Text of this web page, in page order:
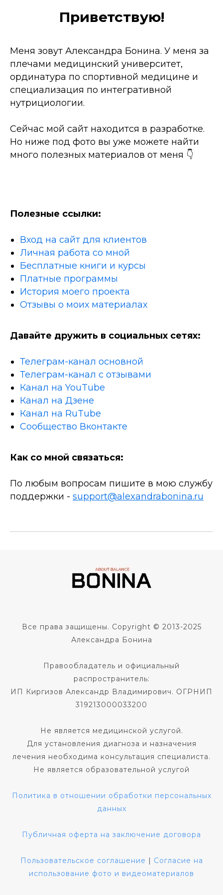
Приветствую!
Меня зовут Александра Бонина. У меня за
плечами медицинский университет,
ординатура по спортивной медицине и
специализация по интегративной
нутрициологии.
Сейчас мой сайт находится в разработке.
Но ниже под фото вы уже можете найти
много полезных материалов от меня 👇
Полезные ссылки:
Вход на сайт для клиентов
Личная работа со мной
Бесплатные книги и курсы
Платные программы
История моего проекта
Отзывы о моих материалах
Давайте дружить в социальных сетях:
Телеграм-канал основной
Телеграм-канал с отзывами
Канал на YouTube
Канал на Дзене
Канал на RuTube
Сообщество Вконтакте
Как со мной связаться:
По любым вопросам пишите в мою службу
поддержки - support@alexandrabonina.ru
Все права защищены. Copyright © 2013-2025
Александра Бонина
Правообладатель и официальный
распространитель:
ИП Киргизов Александр Владимирович. ОГРНИП
319213000033200
Не является медицинской услугой.
Для установления диагноза и назначения
лечения необходима консультация специалиста.
Не является образовательной услугой
Политика в отношении обработки персональных
данных
Публичная оферта на заключение договора
Пользовательское соглашение | Согласие на
использование фото и видеоматериалов